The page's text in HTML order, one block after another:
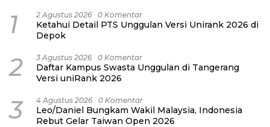
1 2 Agustus 2026 0 Komentar
Ketahui Detail PTS Unggulan Versi Unirank 2026 di
Depok
2 3 Agustus 2026 0 Komentar
Daftar Kampus Swasta Unggulan di Tangerang
Versi uniRank 2026
3 4 Agustus 2026 0 Komentar
Leo/Daniel Bungkam Wakil Malaysia, Indonesia
Rebut Gelar Taiwan Open 2026